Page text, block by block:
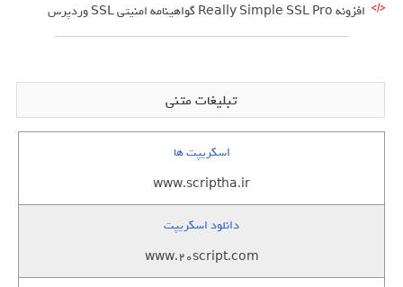
افزونه Really Simple SSL Pro گواهینامه امنیتی SSL وردپرس
تبلیغات متنی
اسکریپت ها
www.scriptha.ir
دانلود اسکریپت
www.20script.com